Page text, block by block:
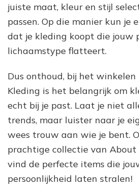
juiste maat, kleur en stijl
passen. Op die manier kun je
dat je kleding koopt die jouw
lichaamstype flatteert.
Dus onthoud, bij het winkelen
Kleding is het belangrijk om
echt bij je past. Laat je niet
trends, maar luister naar je
wees trouw aan wie je bent.
prachtige collectie van About
vind de perfecte items die
persoonlijkheid laten stralen!